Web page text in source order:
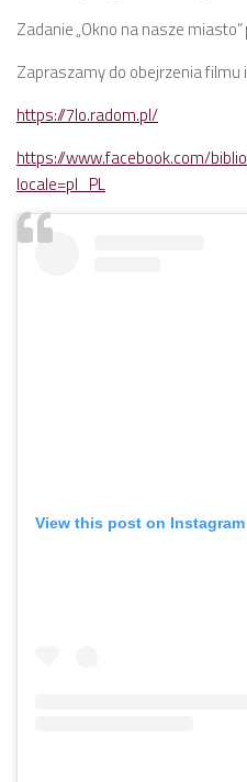
Zadanie„Okno na nasze miasto”
Zapraszamy do obejrzenia filmu
https://7lo.radom.pl/
https://www.facebook.com/
locale=pl_PL
View this post on Instagram